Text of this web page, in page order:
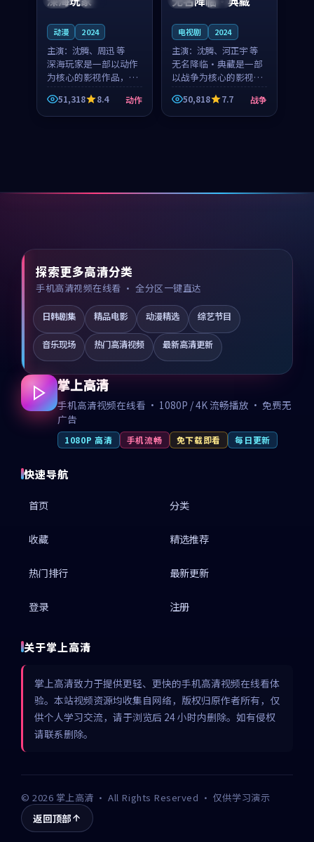
动漫 2024
主演： 沈腾、周迅 等
深海玩家是一部以动作
为核心的影视作品，围
绕危机、反转与人物成
长展开，整体节奏紧
凑，值得推荐观看。
51,318 8.4 动作
电视剧 2024
主演： 沈腾、河正宇 等
无名降临·典藏是一部
以战争为核心的影视作
品，围绕危机、反转与
人物成长展开，整体节
奏紧凑，值得推荐观
50,818 7.7 战争
探索更多高清分类
手机高清视频在线看 · 全分区一键直达
日韩剧集 精品电影 动漫精选 综艺节目
音乐现场 热门高清视频 最新高清更新
掌上高清
手机高清视频在线看 · 1080P / 4K 流畅播放 · 免费无
广告
1080P 高清 手机流畅 免下载即看 每日更新
快速导航
首页 分类
收藏 精选推荐
热门排行 最新更新
登录 注册
关于掌上高清
掌上高清致力于提供更轻、更快的手机高清视频在线看体
验。本站视频资源均收集自网络，版权归原作者所有，仅
供个人学习交流，请于浏览后 24 小时内删除。如有侵权
请联系删除。
©2026 掌上高清 · All Rights Reserved · 仅供学习演示
返回顶部